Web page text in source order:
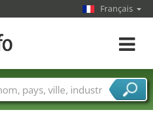
Français
Toggle
Villes
Secteurs de foire